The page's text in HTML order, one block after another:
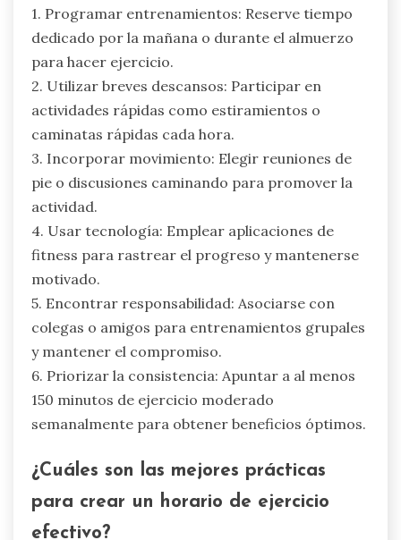
1. Programar entrenamientos: Reserve tiempo
dedicado por la mañana o durante el almuerzo
para hacer ejercicio.
2. Utilizar breves descansos: Participar en
actividades rápidas como estiramientos o
caminatas rápidas cada hora.
3. Incorporar movimiento: Elegir reuniones de
pie o discusiones caminando para promover la
actividad.
4. Usar tecnología: Emplear aplicaciones de
fitness para rastrear el progreso y mantenerse
motivado.
5. Encontrar responsabilidad: Asociarse con
colegas o amigos para entrenamientos grupales
y mantener el compromiso.
6. Priorizar la consistencia: Apuntar a al menos
150 minutos de ejercicio moderado
semanalmente para obtener beneficios óptimos.
¿Cuáles son las mejores prácticas
para crear un horario de ejercicio
efectivo?